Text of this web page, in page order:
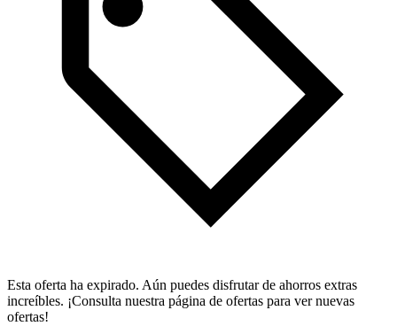
Esta oferta ha expirado. Aún puedes disfrutar de ahorros extras
increíbles. ¡Consulta nuestra página de ofertas para ver nuevas
ofertas!